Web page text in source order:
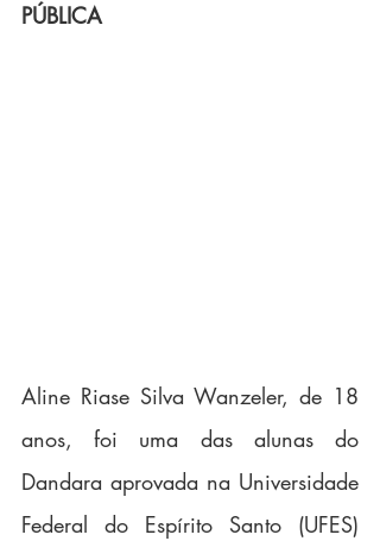
PÚBLICA
Aline Riase Silva Wanzeler, de 18
anos, foi uma das alunas do
Dandara aprovada na Universidade
Federal do Espírito Santo (UFES)